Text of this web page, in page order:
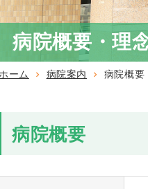
病院概要・理
ホーム 病院案内 病院概要
病院概要